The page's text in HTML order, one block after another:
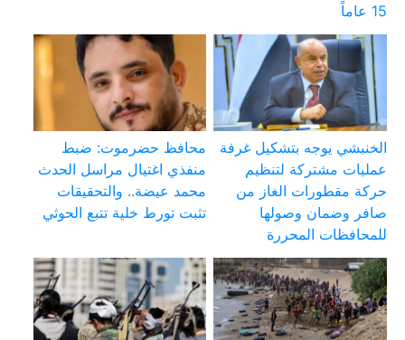
15 عاماً
الخنبشي يوجه بتشكيل غرفة
عمليات مشتركة لتنظيم
حركة مقطورات الغاز من
صافر وضمان وصولها
للمحافظات المحررة
محافظ حضرموت: ضبط
منفذي اغتيال مراسل الحدث
محمد عيضة.. والتحقيقات
تثبت تورط خلية تتبع الحوثي